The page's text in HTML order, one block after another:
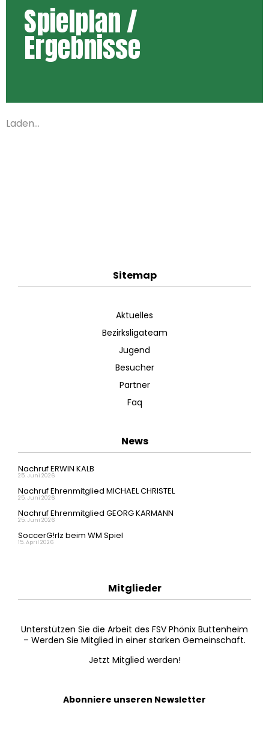
Spielplan /
Ergebnisse
Laden...
Sitemap
Aktuelles
Bezirksligateam
Jugend
Besucher
Partner
Faq
News
Nachruf ERWIN KALB
25. Juni 2026
Nachruf Ehrenmitglied MICHAEL CHRISTEL
25. Juni 2026
Nachruf Ehrenmitglied GEORG KARMANN
25. Juni 2026
SoccerG!rlz beim WM Spiel
15. April 2026
Mitglieder
Unterstützen Sie die Arbeit des FSV Phönix Buttenheim
– Werden Sie Mitglied in einer starken Gemeinschaft.
Jetzt Mitglied werden!
Abonniere unseren Newsletter